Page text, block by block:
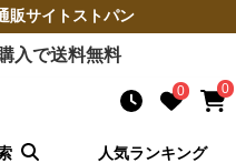
販サイト ストパン
入で送料無料
0 0
人気ランキング